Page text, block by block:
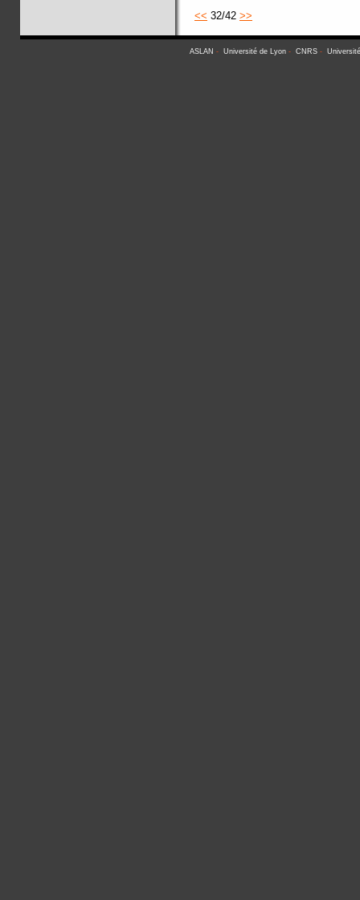
<< 32/42 >>
ASLAN - Université de Lyon - CNRS -